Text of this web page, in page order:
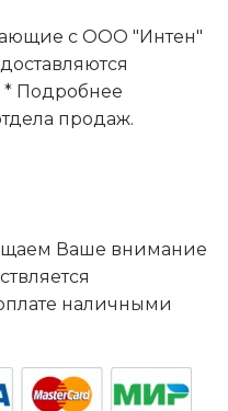
с ООО "Интен"
Подробнее
продаж.
Ваше внимание
наличными